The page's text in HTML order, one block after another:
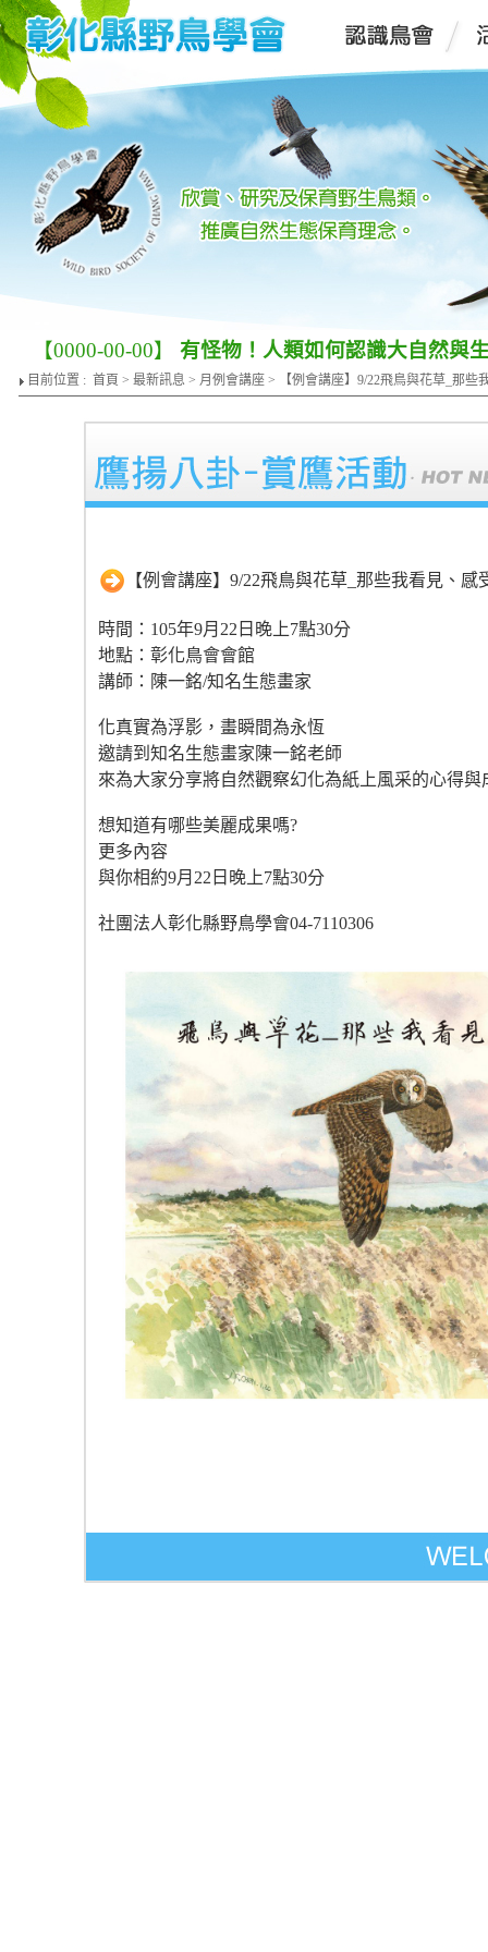
【0000-00-00】 有怪物！人類如何認識大自然與
目前位置 : 首頁 >最新訊息 > 月例會講座 > 【例會講座】9/22飛鳥與花草_那
【例會講座】9/22飛鳥與花草_那些我看見、
時間：105年9月22日晚上7點30分
地點：彰化鳥會會館
講師：陳一銘/知名生態畫家
化真實為浮影，畫瞬間為永恆
邀請到知名生態畫家陳一銘老師
來為大家分享將自然觀察幻化為紙上風采的心得與
想知道有哪些美麗成果嗎?
更多內容
與你相約9月22日晚上7點30分
社團法人彰化縣野鳥學會04-7110306